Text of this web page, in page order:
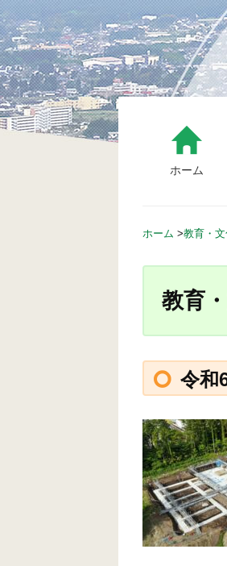
S
k
i
p
t
o
c
ホーム
ホーム >教育・
教育
令和